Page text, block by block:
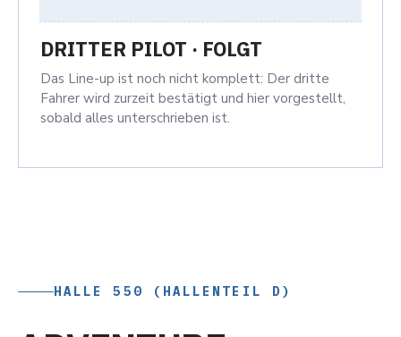
DRITTER PILOT · FOLGT
Das Line-up ist noch nicht komplett: Der dritte
Fahrer wird zurzeit bestätigt und hier vorgestellt,
sobald alles unterschrieben ist.
HALLE 550 (HALLENTEIL D)